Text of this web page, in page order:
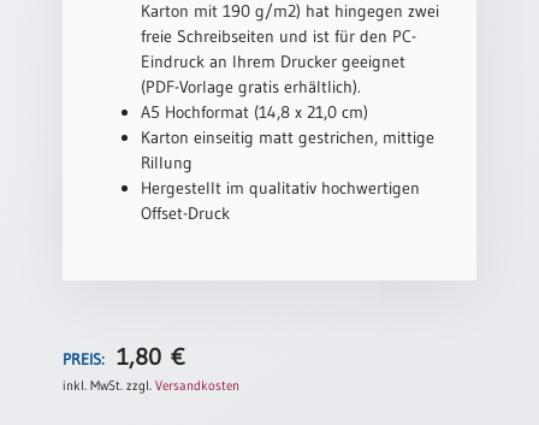
Neuerscheinungen
Sortimente
Hefte
Karton mit 190 g/m2) hat hingegen zwei
freie Schreibseiten und ist für den PC-
Eindruck an Ihrem Drucker geeignet
(PDF-Vorlage gratis erhältlich).
A5 Hochformat (14,8 x 21,0 cm)
Karton einseitig matt gestrichen, mittige
Rillung
Hergestellt im qualitativ hochwertigen
Offset-Druck
PREIS: 1,80€
inkl. MwSt. zzgl.Versandkosten